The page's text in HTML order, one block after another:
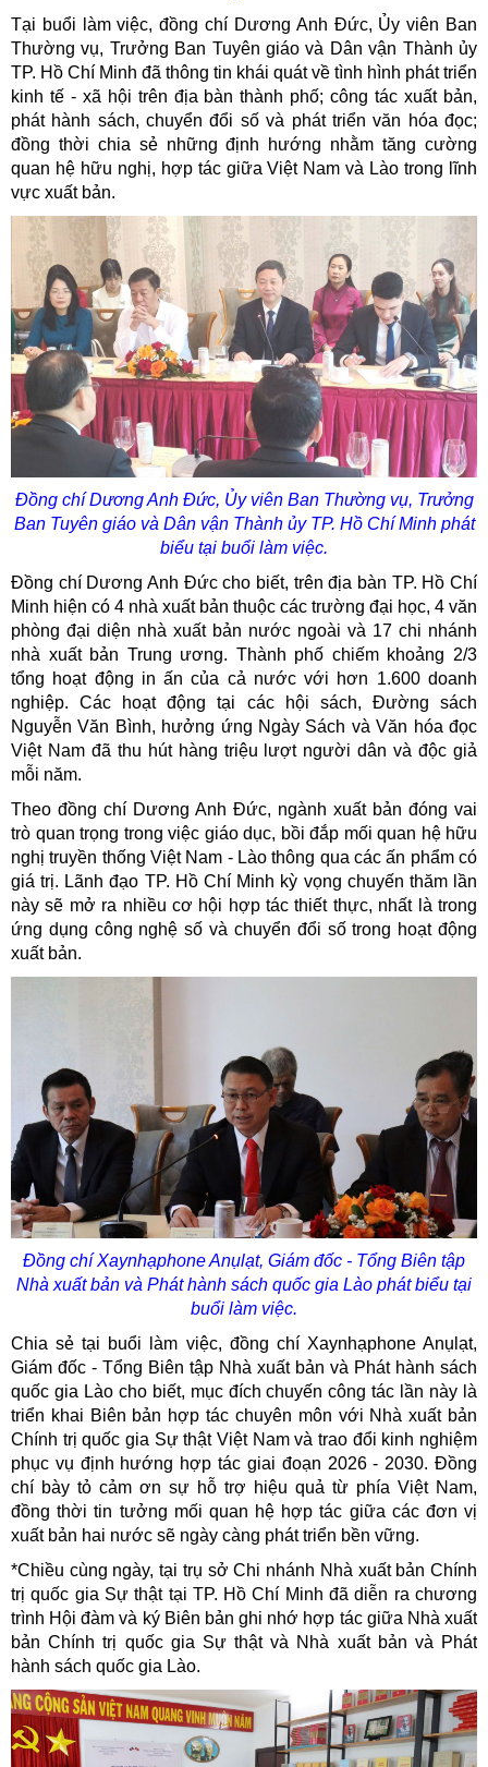
Tại buổi làm việc, đồng chí Dương Anh Đức, Ủy viên Ban
Thường vụ, Trưởng Ban Tuyên giáo và Dân vận Thành ủy
TP. Hồ Chí Minh đã thông tin khái quát về tình hình phát triển
kinh tế - xã hội trên địa bàn thành phố; công tác xuất bản,
phát hành sách, chuyển đổi số và phát triển văn hóa đọc;
đồng thời chia sẻ những định hướng nhằm tăng cường
quan hệ hữu nghị, hợp tác giữa Việt Nam và Lào trong lĩnh
vực xuất bản.
Đồng chí Dương Anh Đức, Ủy viên Ban Thường vụ, Trưởng
Ban Tuyên giáo và Dân vận Thành ủyTP. Hồ Chí Minh phát
biểu tại buổi làm việc.
Đồng chí Dương Anh Đức cho biết, trên địa bàn TP. Hồ Chí
Minh hiện có 4 nhà xuất bản thuộc các trường đại học, 4 văn
phòng đại diện nhà xuất bản nước ngoài và 17 chi nhánh
nhà xuất bản Trung ương. Thành phố chiếm khoảng 2/3
tổng hoạt động in ấn của cả nước với hơn 1.600 doanh
nghiệp. Các hoạt động tại các hội sách, Đường sách
Nguyễn Văn Bình, hưởng ứng Ngày Sách và Văn hóa đọc
Việt Nam đã thu hút hàng triệu lượt người dân và độc giả
mỗi năm.
Theo đồng chí Dương Anh Đức, ngành xuất bản đóng vai
trò quan trọng trong việc giáo dục, bồi đắp mối quan hệ hữu
nghị truyền thống Việt Nam - Lào thông qua các ấn phẩm có
giá trị. Lãnh đạo TP. Hồ Chí Minh kỳ vọng chuyến thăm lần
này sẽ mở ra nhiều cơ hội hợp tác thiết thực, nhất là trong
ứng dụng công nghệ số và chuyển đổi số trong hoạt động
xuất bản.
Đồng chí XaynhạphoneAnụlạt, Giám đốc - Tổng Biên tập
Nhà xuất bản và Phát hành sách quốc gia Lào phát biểu tại
buổi làm việc.
Chia sẻ tại buổi làm việc, đồng chí Xaynhạphone Anụlạt,
Giám đốc - Tổng Biên tập Nhà xuất bản và Phát hành sách
quốc gia Lào cho biết, mục đích chuyến công tác lần này là
triển khai Biên bản hợp tác chuyên môn với Nhà xuất bản
Chính trị quốc gia Sự thật Việt Nam và trao đổi kinh nghiệm
phục vụ định hướng hợp tác giai đoạn 2026 - 2030. Đồng
chí bày tỏ cảm ơn sự hỗ trợ hiệu quả từ phía Việt Nam,
đồng thời tin tưởng mối quan hệ hợp tác giữa các đơn vị
xuất bản hai nước sẽ ngày càng phát triển bền vững.
*Chiều cùng ngày, tại trụ sở Chi nhánh Nhà xuất bản Chính
trị quốc gia Sự thật tại TP. Hồ Chí Minh đã diễn ra chương
trình Hội đàm và ký Biên bản ghi nhớ hợp tác giữa Nhà xuất
bản Chính trị quốc gia Sự thật và Nhà xuất bản và Phát
hành sách quốc gia Lào.